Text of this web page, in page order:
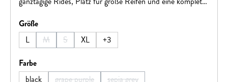
fantastischen Option für alle Zweirad-Offroader!Hinweis:
Fahrradspezifikationen können ohne vorherige Ankündigung
geändert werden.
Größeauswählen
L
M
(Diese Option ist zurzeit nicht verfügbar.)
S
(Diese Option ist zurzeit nicht verfügbar.)
XL +3
Farbeauswählen
black
grape purple sepia grey